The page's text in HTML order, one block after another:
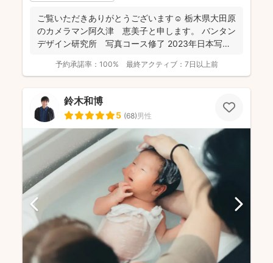
ご覧いただきありがとうございます☺️ 栃木県大田原
のカメラマン阿久津 恵美子と申します。 バンタン
デザイン研究所 写真コース修了 2023年日本写
予約承諾率： 100% 最終アクティブ： 7日以上前
鈴木和博
5 (68)男性